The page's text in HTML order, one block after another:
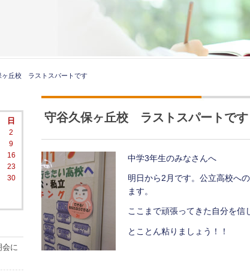
ヶ丘校 ラストスパートです
守谷久保ヶ丘校 ラストスパートです
中学3年生のみなさんへ
明日から2月です。公立高校へ
ます。
ここまで頑張ってきた自分を信
とことん粘りましょう！！
日
2
9
16
23
30
に